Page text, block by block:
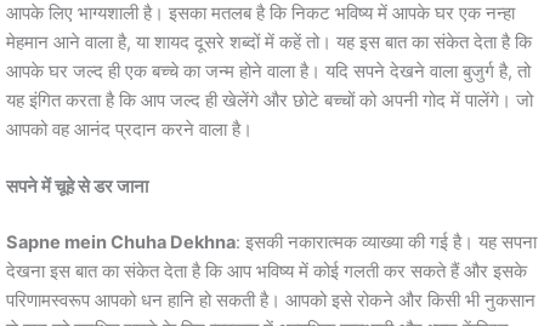
आपके लिए भाग्यशाली है। इसका मतलब है कि निकट भविष्य में आपके घर एक नन्हा
मेहमान आने वाला है, या शायद दूसरे शब्दों में कहें तो। यह इस बात का संकेत देता है कि
आपके घर जल्द ही एक बच्चे का जन्म होने वाला है। यदि सपने देखने वाला बुजुर्ग है, तो
यह इंगित करता है कि आप जल्द ही खेलेंगे और छोटे बच्चों को अपनी गोद में पालेंगे। जो
आपको वह आनंद प्रदान करने वाला है।
सपने में चूहे से डर जाना
Sapne mein Chuha Dekhna: इसकी नकारात्मक व्याख्या की गई है। यह सपना
देखना इस बात का संकेत देता है कि आप भविष्य में कोई गलती कर सकते हैं और इसके
परिणामस्वरूप आपको धन हानि हो सकती है। आपको इसे रोकने और किसी भी नुकसान